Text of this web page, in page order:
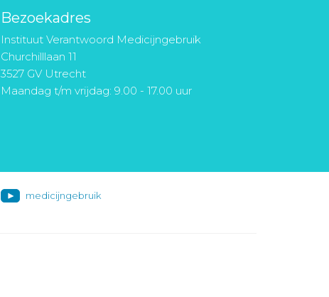
Bezoekadres
Instituut Verantwoord Medicijngebruik
Churchilllaan 11
3527 GV Utrecht
Maandag t/m vrijdag: 9.00 - 17.00 uur
medicijngebruik